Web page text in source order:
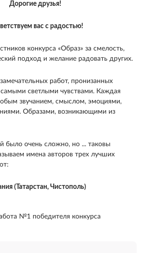
Дорогие друзья!
вас с радостью!
конкурса «Образ» за смелость,
подход и желание радовать других.
работ, пронизанных
светлыми чувствами. Каждая
звучанием, смыслом, эмоциями,
Образами, возникающими из
было очень сложно, но ... таковы
имена авторов трех лучших
(Татарстан, Чистополь)